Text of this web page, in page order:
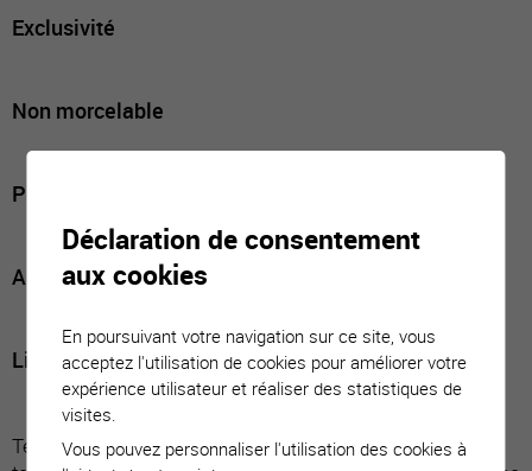
Exclusivité
Non morcelable
Prix à discuter
A seulement 7 minutes de Sion
Libre de mandat
Terrain situé à Signèse (Ayent), commune dont le
Déclaration de consentement
aux cookies
En poursuivant votre navigation sur ce site, vous
acceptez l'utilisation de cookies pour améliorer votre
expérience utilisateur et réaliser des statistiques de
visites.
Vous pouvez personnaliser l'utilisation des cookies à